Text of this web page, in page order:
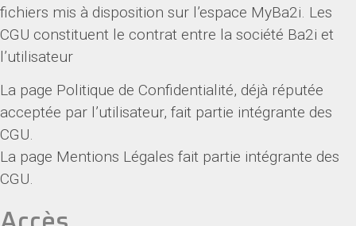
fichiers mis à disposition sur l’espace MyBa2i. Les
CGU constituent le contrat entre la société Ba2i et
l’utilisateur
La page Politique de Confidentialité, déjà réputée
acceptée par l’utilisateur, fait partie intégrante des
CGU.
La page Mentions Légales fait partie intégrante des
CGU.